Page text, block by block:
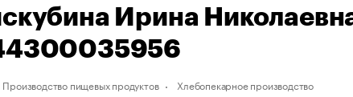
Ирина
Производство пищевых продуктов Хлебопекарное производство